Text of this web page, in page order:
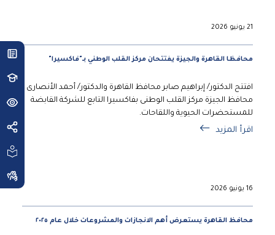
21 يونيو 2026
محافظا القاهرة والجيزة يفتتحان مركز القلب الوطني بـ"فاكسيرا"
افتتح الدكتور/ إبراهيم صابر محافظ القاهرة والدكتور/ أحمد الأنصارى
محافظ الجيزة مركز القلب الوطنى بفاكسيرا التابع للشركة القابضة
للمستحضرات الحيوية واللقاحات.
اقرأ المزيد
16 يونيو 2026
محافظ القاهرة يستعرض أهم الانجازات والمشروعات خلال عام ٢٠٢٥